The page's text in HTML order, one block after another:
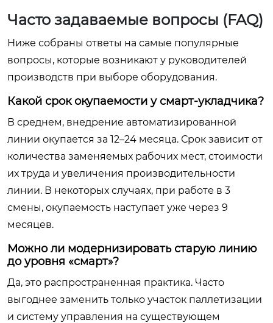
Часто задаваемые вопросы (FAQ)
Ниже собраны ответы на самые популярные
вопросы, которые возникают у руководителей
производств при выборе оборудования.
Какой срок окупаемости у смарт-укладчика?
В среднем, внедрение автоматизированной
линии окупается за 12–24 месяца. Срок зависит от
количества заменяемых рабочих мест, стоимости
их труда и увеличения производительности
линии. В некоторых случаях, при работе в 3
смены, окупаемость наступает уже через 9
месяцев.
Можно ли модернизировать старую линию
до уровня «смарт»?
Да, это распространенная практика. Часто
выгоднее заменить только участок паллетизации
и систему управления на существующем